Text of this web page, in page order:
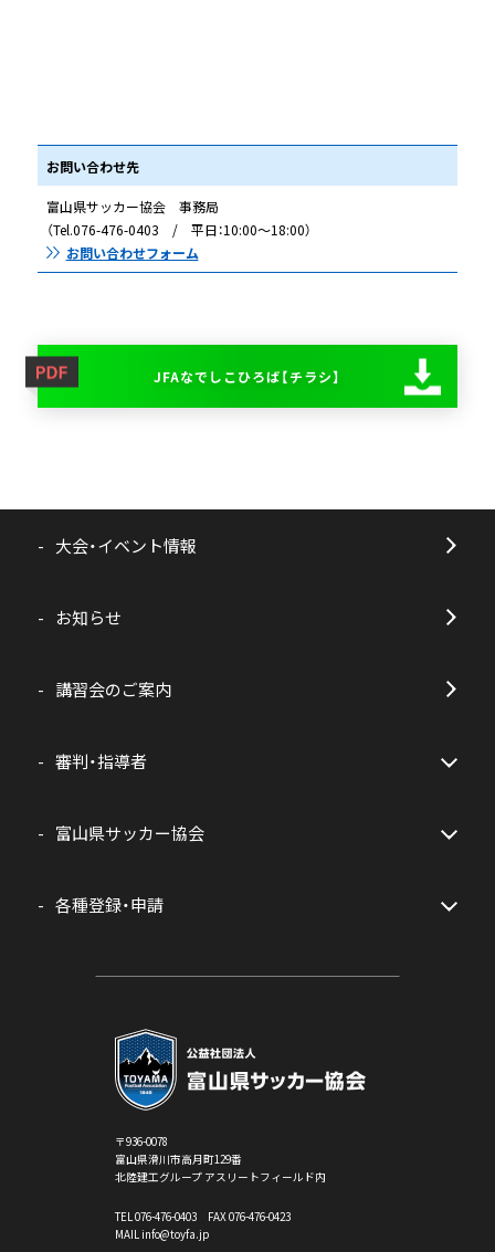
お問い合わせ先
富山県サッカー協会 事務局
（Tel.076-476-0403 / 平日：10:00～18:00）
お問い合わせフォーム
JFAなでしこひろば【チラシ】
大会・イベント情報
お知らせ
講習会のご案内
審判・指導者
富山県サッカー協会
各種登録・申請
〒936-0078
富山県滑川市高月町129番
北陸建工グループ アスリートフィールド内
TEL076-476-0403 FAX 076-476-0423
MAIL info@toyfa.jp